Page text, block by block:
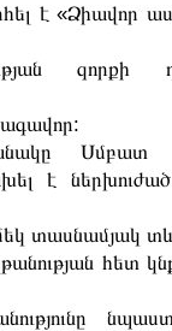
է «Ձիավոր
Սմբատ
է
տասնամյակ
հետ